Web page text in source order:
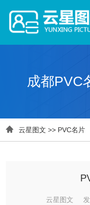
成都PVC
 云星图文 >> PVC名片
云星图文 发